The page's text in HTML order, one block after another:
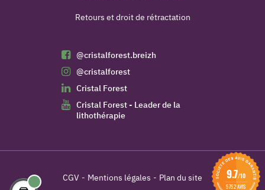
Retours et droit de rétractation
@cristalforest.breizh
@cristalforest
Cristal Forest
Cristal Forest - Leader de la
lithothérapie
CGV Mentions légales Plan du site 9.7/10
5752 AVIS